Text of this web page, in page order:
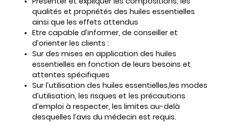
qualités et propriétés des huiles essentielles
ainsi que les effets attendus
Etre capable d’informer, de conseiller et
d’orienter les clients :
Sur des mises en application des huiles
essentielles en fonction de leurs besoins et
attentes spécifiques
Sur l’utilisation des huiles essentielles,les modes
d’utilisation, les risques et les précautions
d’emploi à respecter, les limites au-delà
desquelles l’avis du médecin est requis.